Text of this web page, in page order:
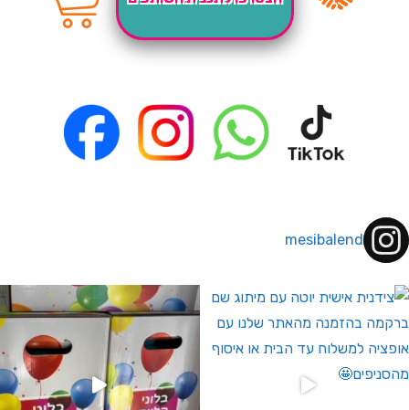
mesibalend
לחברי מועדון ומצטרפים חדשים🤍